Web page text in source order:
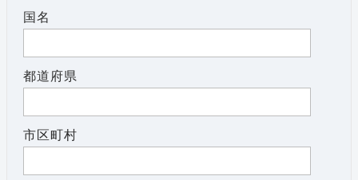
国名
都道府県
市区町村